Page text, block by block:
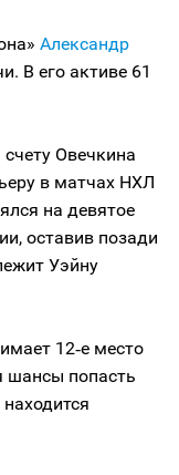
Александр
В его активе 61
Овечкина
в матчах НХЛ
на девятое
оставив позади
Уэйну
12‑е место
шансы попасть